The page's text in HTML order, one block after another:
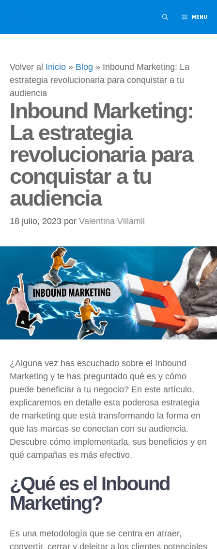
contenido
MENU
Volver al Inicio » Blog » Inbound Marketing: La
estrategia revolucionaria para conquistar a tu
audiencia
Inbound Marketing:
La estrategia
revolucionaria para
conquistar a tu
audiencia
18 julio, 2023 por Valentina Villamil
¿Alguna vez has escuchado sobre el Inbound
Marketing y te has preguntado qué es y cómo
puede beneficiar a tu negocio? En este artículo,
explicaremos en detalle esta poderosa estrategia
de marketing que está transformando la forma en
que las marcas se conectan con su audiencia.
Descubre cómo implementarla, sus beneficios y en
qué campañas es más efectivo.
¿Qué es el Inbound
Marketing?
Es una metodología que se centra en atraer,
convertir, cerrar y deleitar a los clientes potenciales